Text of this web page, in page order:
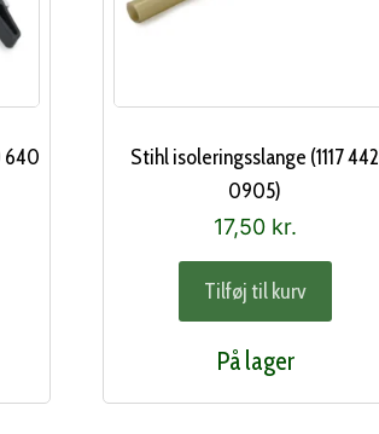
640
Stihl isoleringsslange (1117 442
0905)
17,50 kr.
Tilføj til kurv
På lager